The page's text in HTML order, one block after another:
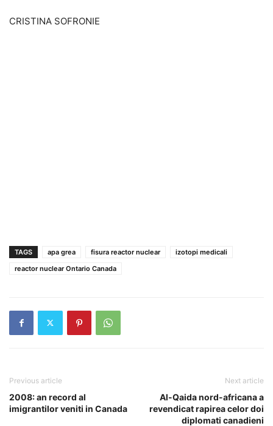
CRISTINA SOFRONIE
TAGS apa grea fisura reactor nuclear
izotopi medicali
reactor nuclear Ontario Canada
Previous article
2008: an record al
imigrantilor veniti in Canada
Next article
Al-Qaida nord-africana a
revendicat rapirea celor doi
diplomati canadieni